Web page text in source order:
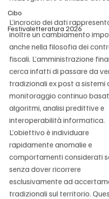
Cibo
Festivaletteratura 2026
L’incrocio dei dati
inoltre un cambiamento
anche nella filosofia dei
fiscali. L’amministrazione
cerca infatti di passare da
tradizionali ex post a sistemi
monitoraggio continuo
algoritmi, analisi predittive e
interoperabilità informatica.
L’obiettivo è individuare
rapidamente anomalie e
comportamenti considerati
senza dover ricorrere
esclusivamente ad
tradizionali sul territorio.